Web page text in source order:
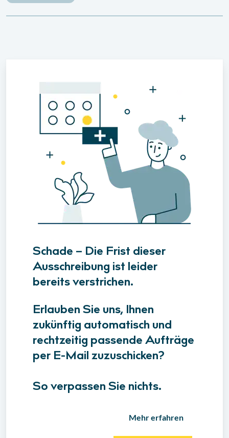
Schade – Die Frist dieser
Ausschreibung ist leider
bereits verstrichen.
Erlauben Sie uns, Ihnen
zukünftig automatisch und
rechtzeitig passende Aufträge
per E-Mail zuzuschicken?
So verpassen Sie nichts.
Mehr erfahren